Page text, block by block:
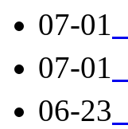
07-01
07-01
06-23